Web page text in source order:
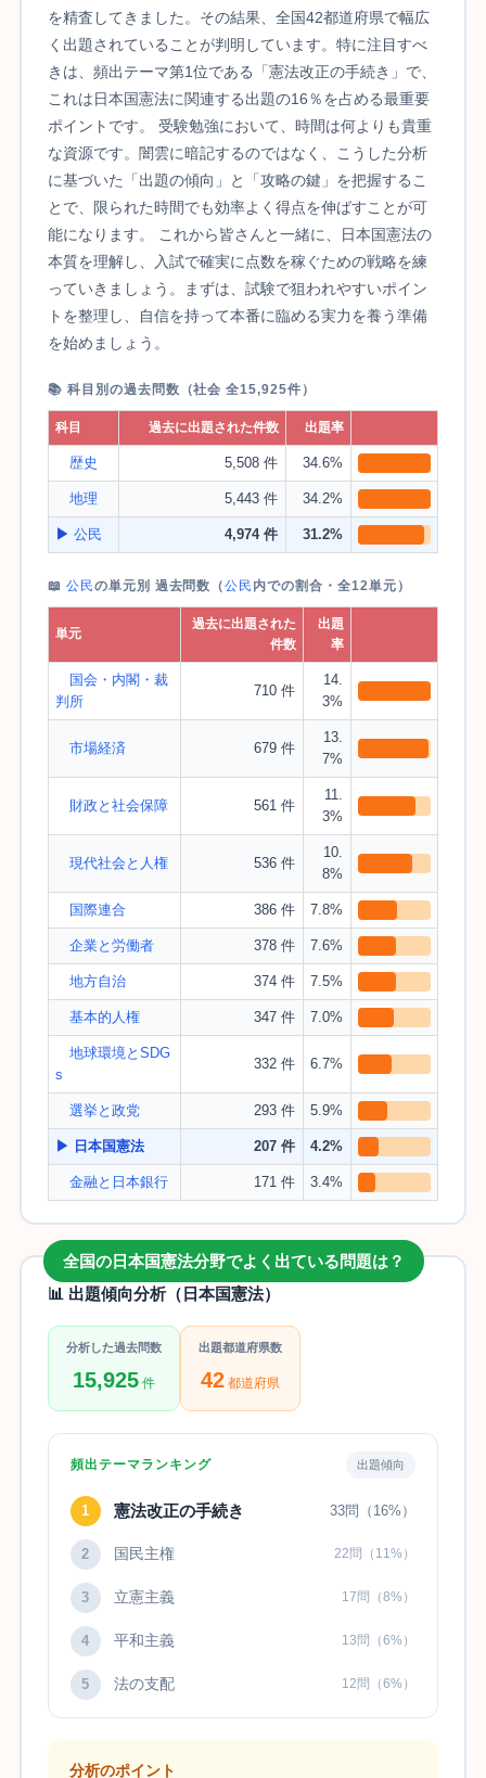
を精査してきました。その結果、全国42都道府県で幅広
く出題されていることが判明しています。特に注目すべ
きは、頻出テーマ第1位である「憲法改正の手続き」で、
これは日本国憲法に関連する出題の16％を占める最重要
ポイントです。 受験勉強において、時間は何よりも貴重
な資源です。闇雲に暗記するのではなく、こうした分析
に基づいた「出題の傾向」と「攻略の鍵」を把握するこ
とで、限られた時間でも効率よく得点を伸ばすことが可
能になります。 これから皆さんと一緒に、日本国憲法の
本質を理解し、入試で確実に点数を稼ぐための戦略を練
っていきましょう。まずは、試験で狙われやすいポイン
トを整理し、自信を持って本番に臨める実力を養う準備
を始めましょう。
📚 科目別の過去問数（社会 全15,925件）
科目 過去に出題された件数 出題率
歴史 5,508 件 34.6%
地理 5,443 件 34.2%
▶公民 4,974 件 31.2%
📖 公民の単元別 過去問数（公民 内での割合・全12単元）
単元
過去に出題された
件数
出題
率
国会・内閣・裁
判所
710 件
14.
3%
市場経済 679 件
13.
7%
財政と社会保障 561 件
11.
3%
現代社会と人権 536 件
10.
8%
国際連合 386 件 7.8%
企業と労働者 378 件 7.6%
地方自治 374 件 7.5%
基本的人権 347 件 7.0%
地球環境とSDG
s
332 件 6.7%
選挙と政党 293 件 5.9%
▶ 日本国憲法 207 件 4.2%
金融と日本銀行 171 件 3.4%
全国の日本国憲法分野でよく出ている問題は？
📊 出題傾向分析（日本国憲法）
分析した過去問数
15,925件
出題都道府県数
42都道府県
頻出テーマランキング 出題傾向
1 憲法改正の手続き 33問（16%）
2 国民主権 22問（11%）
3 立憲主義 17問（8%）
4 平和主義 13問（6%）
5 法の支配 12問（6%）
分析のポイント